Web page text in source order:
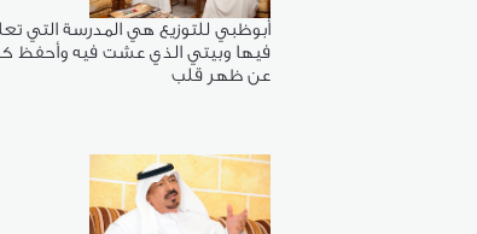
أبوظبي للتوزيع هي المدرسة التي
فيها وبيتي الذي عشت فيه وأحفظ
عن ظهر قلب